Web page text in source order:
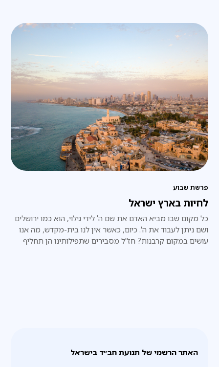
פרשת שבוע
לחיות בארץ ישראל
כל מקום שבו מביא האדם את שם ה' לידי גילוי, הוא כמו ירושלים
ושם ניתן לעבוד את ה'. כיום, כאשר אין לנו בית-מקדש, מה אנו
עושים במקום קרבנות? חז"ל מסבירים שתפילותינו הן תחליף
האתר הרשמי של תנועת חב״ד בישראל